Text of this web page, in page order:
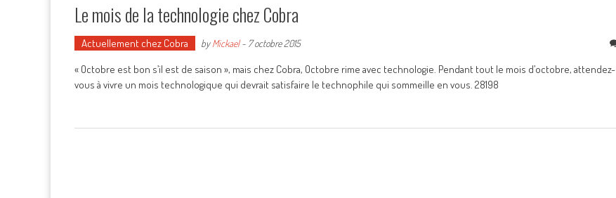
Le mois de la technologie chez Cobra
Actuellement chez Cobra byMickael- 7 octobre 2015
« Octobre est bon s’il est de saison », mais chez Cobra, Octobre rime avec technologie. Pendant tout le mois d’octobre, attendez-
vous à vivre un mois technologique qui devrait satisfaire le technophile qui sommeille en vous. 28198